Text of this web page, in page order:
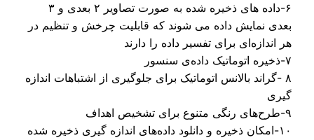
۶-داده‌ های ذخیره شده به صورت تصاویر ۲ بعدی و ۳
نمایش داده می شوند که قابلیت چرخش و تنظیم در
اندازه‌ای برای تفسیر داده را دارند
-گراند بالانس اتوماتیک برای جلوگیری از اشتباهات اندازه
۱۰-امکان ذخیره و دانلود داده‌های اندازه گیری ذخیره شده